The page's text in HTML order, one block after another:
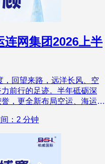
网集团2026上半
回望来路，远洋长风、空
前行的足迹。半年砥砺深
，更全新布局空运、海运、
专业化运营与数字化技术为
，拓展全球供应链服务版
一份有温度、有底气、有力
：2 分钟